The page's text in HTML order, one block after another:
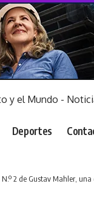
Deportes
2 de Gustav Mahler,